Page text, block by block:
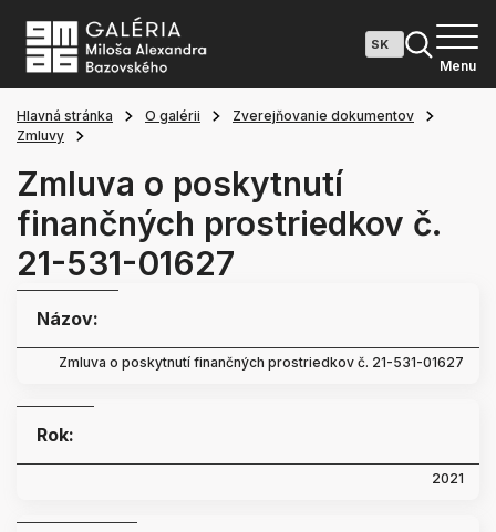
Menu
Hlavná stránka O galérii
Zverejňovanie dokumentov
Zmluvy
Zmluva o poskytnutí
finančných prostriedkov č.
21-531-01627
Názov:
Zmluva o poskytnutí finančných prostriedkov č. 21-531-01627
Rok:
2021